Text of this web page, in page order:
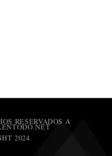
RESERVADOS A
2024